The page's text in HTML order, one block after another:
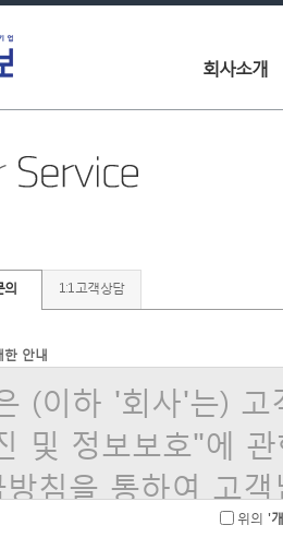
회사소개
의 1:1고객상담
한 안내
(이하 '회사'는)
및 정보보호"에
방침을 통하여 고
로 이용되고 있으
위의 '